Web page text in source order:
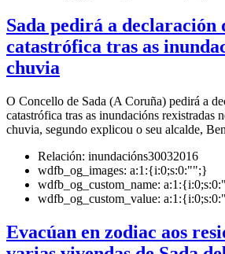
Sada pedirá a declaración
catastrófica tras as
chuvia
O Concello de Sada (A Coruña) pedirá a
catastrófica tras as inundacións rexistradas
chuvia, segundo explicou o seu alcalde,
Relación: inundacións30032016
wdfb_og_images: a:1:{i:0;s:0:"";}
wdfb_og_custom_name:
wdfb_og_custom_value:
Evacúan en zodiac aos